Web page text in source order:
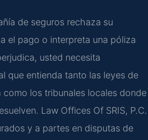
de seguros rechaza su
el pago o interpreta una póliza
usted necesita
que entienda tanto las leyes de
como los tribunales locales donde
Law Offices Of SRIS, P.C.
y a partes en disputas de